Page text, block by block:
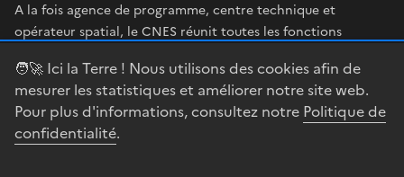
🧑‍🚀 Ici la Terre ! Nous utilisons des cookies afin de
mesurer les statistiques et améliorer notre site web.
Pour plus d'informations, consultez notre Politique de
confidentialité.
A la fois agence de programme, centre technique et
opérateur spatial, le CNES réunit toutes les fonctions
en œuvre sa stratégie spatiale.
legifrance.gouv.fr
gouvernement.fr